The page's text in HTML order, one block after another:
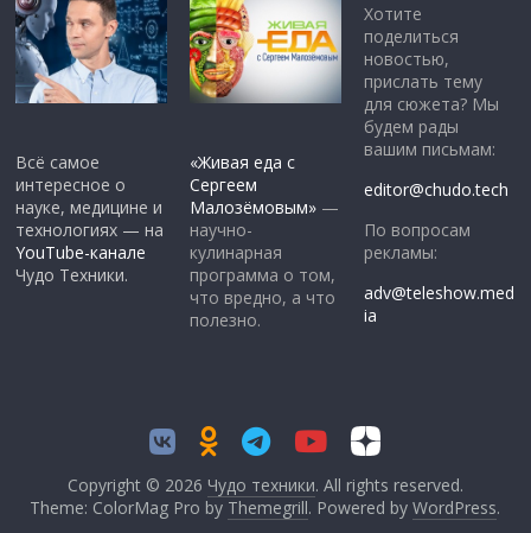
Всё самое
интересное о
науке, медицине и
технологиях — на
YouTube-канале
Чудо Техники.
«Живая еда с
Сергеем
Малозёмовым» —
научно-
кулинарная
программа о том,
что вредно, а что
полезно.
Хотите
поделиться
новостью,
прислать тему
для сюжета? Мы
будем рады
вашим письмам:
editor@chudo.tech
По вопросам
рекламы:
adv@teleshow.med
ia
Copyright © 2026 Чудо техники. All rights reserved.
Theme: ColorMag Pro by Themegrill. Powered byWordPress.